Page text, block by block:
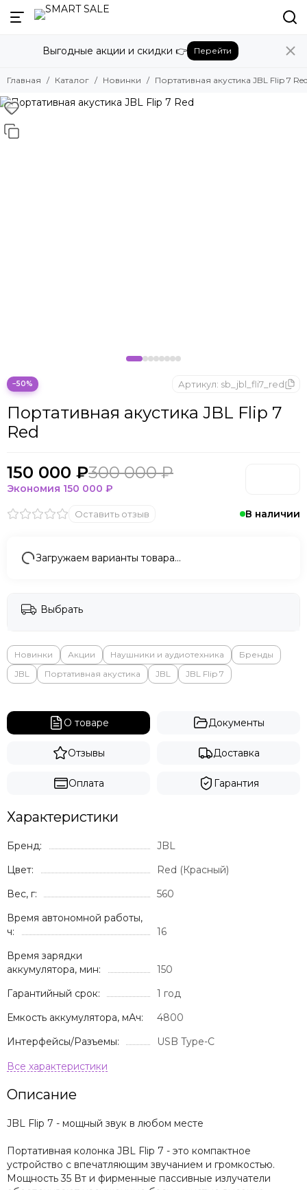
Выгодные акции и скидки 👉 Перейти
Главная Каталог Новинки Портативная акустика JBL Flip 7
−50%
В наличии
Портативная акустика JBL Flip 7
Red
Артикул: sb_jbl_fli7_red
Оставить отзыв
150 000 ₽300 000 ₽
Экономия 150 000 ₽
Загружаем варианты товара…
Выбрать
Новинки Акции Наушники и аудиотехника
Бренды
JBL
Портативная акустика JBL JBL Flip 7
О товаре Документы
Отзывы Доставка
Оплата Гарантия
Характеристики
Бренд:
JBL
Цвет:
Red (Красный)
Вес, г:
560
Время автономной работы,
ч:
16
Время зарядки
аккумулятора, мин:
150
Гарантийный срок:
1 год
Емкость аккумулятора, мАч:
4800
Интерфейсы/Разъемы:
USB Type-C
Описание
JBL Flip 7 - мощный звук в любом месте
Портативная колонка JBL Flip 7 - это компактное
устройство с впечатляющим звучанием и громкостью.
Мощность 35 Вт и фирменные пассивные излучатели